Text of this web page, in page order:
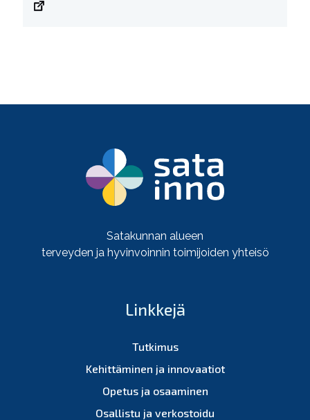
Satakunnan alueen
terveyden ja hyvinvoinnin toimijoiden yhteisö
Linkkejä
Tutkimus
Kehittäminen ja innovaatiot
Opetus ja osaaminen
Osallistu ja verkostoidu